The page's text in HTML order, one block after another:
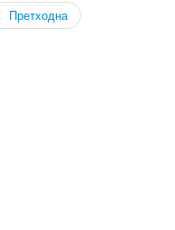
Претходна